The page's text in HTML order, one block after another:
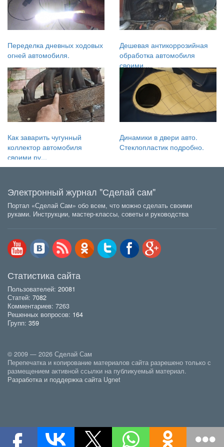
Переделка дневных ходовых
огней автомобиля.
Дешевая антикоррозийная
обработка автомобиля
своими...
Как заварить чугунный
коллектор автомобиля
своими ру...
Динамики в двери авто.
Стеклопластик подробно.
Электронный журнал "Сделай сам"
Портал «Сделай Сам» обо всем, что можно сделать своими
руками. Инструкции, мастер-классы, советы и руководства
Статистика сайта
Пользователей: 20081
Статей: 7082
Комментариев: 7263
Решенных вопросов: 164
Групп: 359
© 2009 — 2026 Сделай Сам
Перепечатка и копирование материалов сайта разрешено только с
размещением активной ссылки на публикуемый материал.
Разработка и поддержка сайта Ugnet